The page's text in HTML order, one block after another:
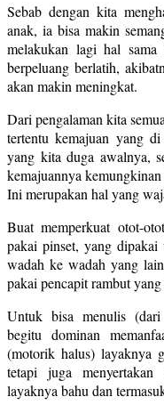
Sebab dengan kita
anak, ia bisa makin
melakukan lagi hal sama
berpeluang berlatih,
akan makin meningkat.
Dari pengalaman kita
tertentu kemajuan yang
yang kita duga awalnya,
kemajuannya
Ini merupakan hal yang
Buat memperkuat otot-
pakai pinset, yang dipakai
wadah ke wadah yang
pakai pencapit rambut
Untuk bisa menulis
begitu dominan
(motorik halus) layaknya
tetapi juga
layaknya bahu dan